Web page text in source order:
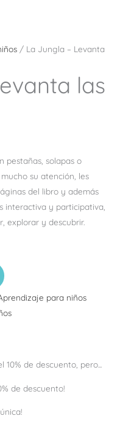
/ La Jungla – Levanta
las
pestañas, solapas o
su atención, les
del libro y además
interactiva y participativa,
explorar y descubrir.
para niños
de descuento, pero...
de descuento!